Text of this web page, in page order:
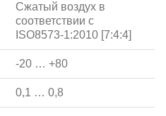
Сжатый воздух в
соответствии с
ISO8573-1:2010 [7:4:4]
-20 … +80
0,1 … 0,8